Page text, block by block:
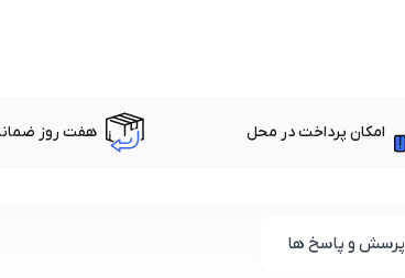
امکان پرداخت در محل هفت روز
پرسش و پاسخ ها